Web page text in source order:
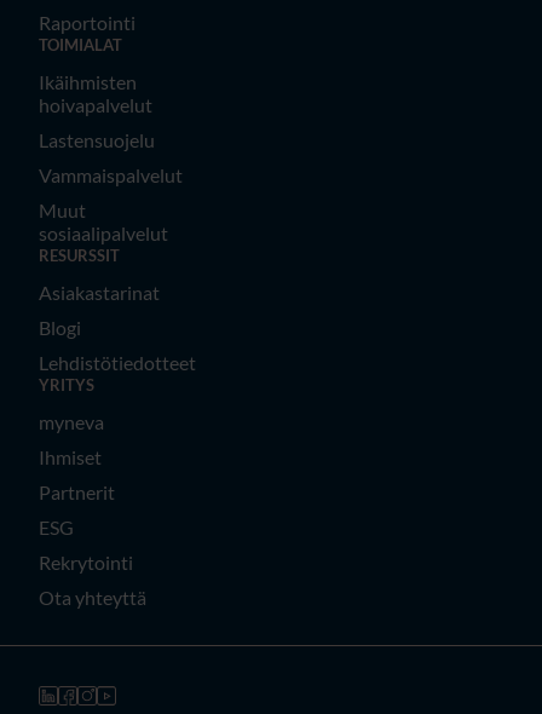
Raportointi
TOIMIALAT
Ikäihmisten
hoivapalvelut
Lastensuojelu
Vammaispalvelut
Muut
sosiaalipalvelut
RESURSSIT
Asiakastarinat
Blogi
Lehdistötiedotteet
YRITYS
myneva
Ihmiset
Partnerit
ESG
Rekrytointi
Ota yhteyttä